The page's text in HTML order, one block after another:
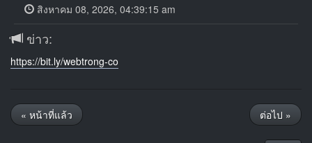
สิงหาคม 08, 2026, 04:39:15 am
ข่าว:
https://bit.ly/webtrong-co
« หน้าที่แล้ว ต่อไป »